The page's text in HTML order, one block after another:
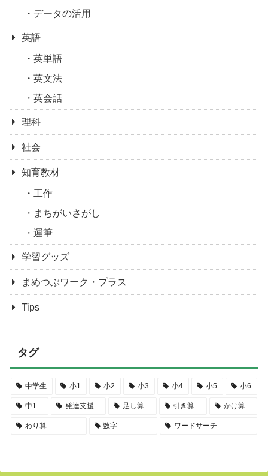
データの活用
英語
英単語
英文法
英会話
理科
社会
知育教材
工作
まちがいさがし
運筆
学習グッズ
まめつぶワーク・プラス
Tips
タグ
中学生 小1 小2 小3 小4 小5 小6
中1 発達支援 足し算 引き算 かけ算
わり算 数字 ワードサーチ